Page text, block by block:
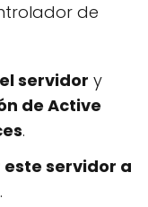
de
servidor y
de Active
.
servidor a
.